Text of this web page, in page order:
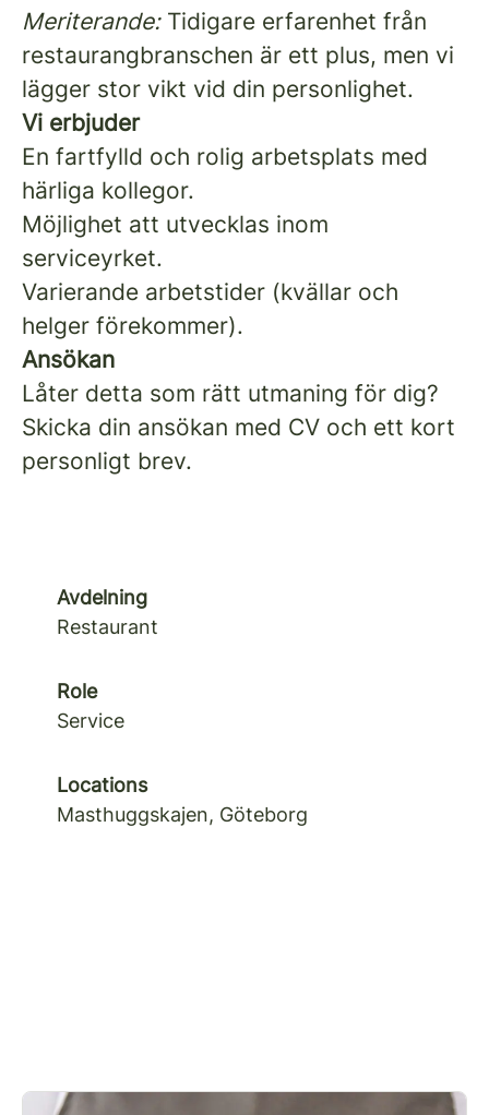
Meriterande:Tidigare erfarenhet från
restaurangbranschen är ett plus, men vi
lägger stor vikt vid din personlighet.
Vi erbjuder
En fartfylld och rolig arbetsplats med
härliga kollegor.
Möjlighet att utvecklas inom
serviceyrket.
Varierande arbetstider (kvällar och
helger förekommer).
Ansökan
Låter detta som rätt utmaning för dig?
Skicka din ansökan med CV och ett kort
personligt brev.
Avdelning
Restaurant
Role
Service
Locations
Masthuggskajen, Göteborg